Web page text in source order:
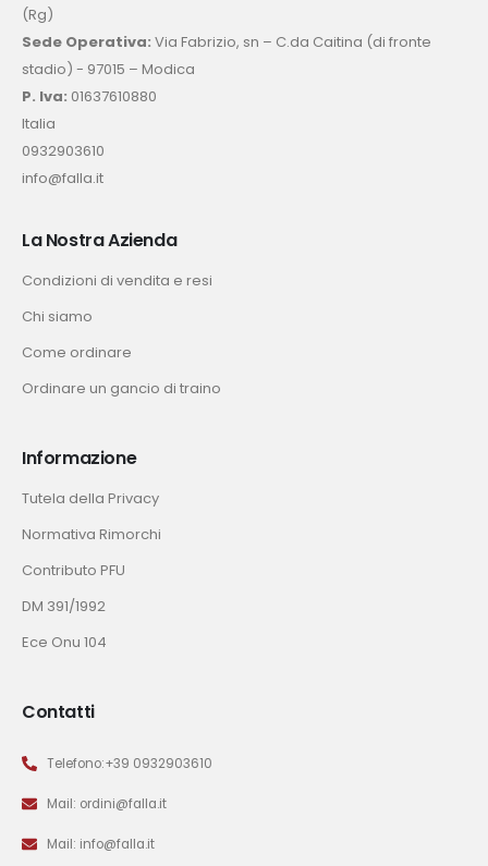
(Rg)
Sede Operativa: Via Fabrizio, sn – C.da Caitina (di fronte
stadio) - 97015 – Modica
P. Iva: 01637610880
Italia
0932903610
info@falla.it
La Nostra Azienda
Condizioni di vendita e resi
Chi siamo
Come ordinare
Ordinare un gancio di traino
Informazione
Tutela della Privacy
Normativa Rimorchi
Contributo PFU
DM 391/1992
Ece Onu 104
Contatti
Telefono:+39 0932903610
Mail: ordini@falla.it
Mail: info@falla.it